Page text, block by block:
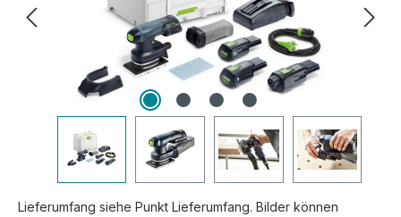
Lieferumfang siehe Punkt Lieferumfang. Bilder können